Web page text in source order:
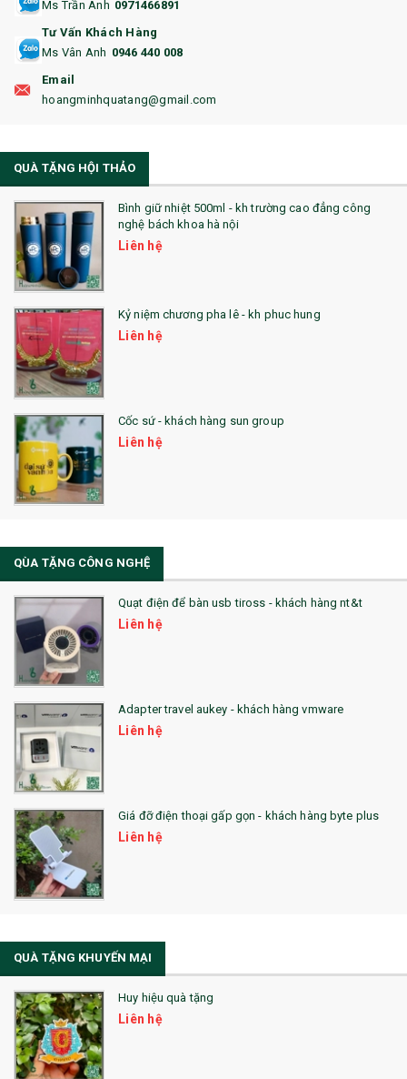
18. ẤM CHÉN QUÀ TẶNG
19. ĐỒNG HỒ TREO TƯỜNG
22. ĐỒNG HỒ ĐỂ BÀN
23. QÙA TẶNG ĐỘC ĐÁO
24. QÙA TẶNG PHA LÊ
25. QUÀ TẶNG GLASSLOCK
26. QUÀ TẶNG LUMINARC
28. BỘ ĐỒ ĂN CAO CẤP
29. MÓC KHOÁ
31. TÚI VẢI KHÔNG DỆT
32. TÚI VẢI BỐ
33. MŨ LƯỠI TRAI
36. QUẠT NHỰA QUẢNG CÁO
QUÀ TẶNG KHUYẾN MẠI
QUÀ TẶNG SX NHANH
QUÀ TẶNG HỘI THẢO
QUÀ TẶNG CÔNG NGHỆ
SẢN PHẨM ĐÃ THỰC HIỆN
QUÀ TẶNG SỨC KHỎE
SẢN PHẨM MỚI 2021
Sổ Sạc Đa Năng
La Fonte
Ms Trần Anh 0971466891
Tư Vấn Khách Hàng
Ms Vân Anh 0946 440 008
Email
hoangminhquatang@gmail.com
QUÀ TẶNG HỘI THẢO
Bình giữ nhiệt 500ml - kh trường cao đẳng công
nghệ bách khoa hà nội
Liên hệ
Kỷ niệm chương pha lê - kh phuc hung
Liên hệ
Cốc sứ - khách hàng sun group
Liên hệ
QÙA TẶNG CÔNG NGHỆ
Quạt điện để bàn usb tiross - khách hàng nt&t
Liên hệ
Adapter travel aukey - khách hàng vmware
Liên hệ
Giá đỡ điện thoại gấp gọn - khách hàng byte plus
Liên hệ
QUÀ TẶNG KHUYẾN MẠI
Huy hiệu quà tặng
Liên hệ